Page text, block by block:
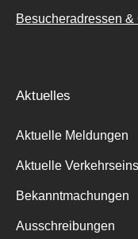
Besucheradressen &
Aktuelles
Aktuelle Meldungen
Aktuelle
Bekanntmachungen
Ausschreibungen